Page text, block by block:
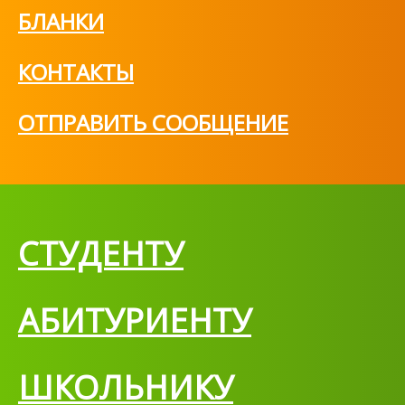
БЛАНКИ
КОНТАКТЫ
ОТПРАВИТЬ СООБЩЕНИЕ
СТУДЕНТУ
АБИТУРИЕНТУ
ШКОЛЬНИКУ